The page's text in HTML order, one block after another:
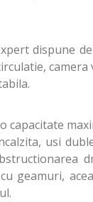
dispune
usi
geamuri,